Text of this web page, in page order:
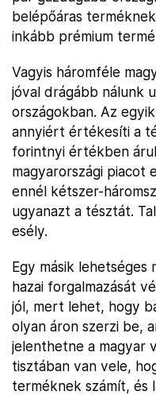
belépőáras
inkább prémium
Vagyis háromféle
jóval drágább nálunk
országokban. Az
annyiért értékesíti a
forintnyi értékben
magyarországi piacot
ennél kétszer-
ugyanazt a tésztát.
esély.
Egy másik lehetséges
hazai forgalmazását
jól, mert lehet, hogy
olyan áron szerzi be,
jelenthetne a magyar
tisztában van vele,
terméknek számít, és